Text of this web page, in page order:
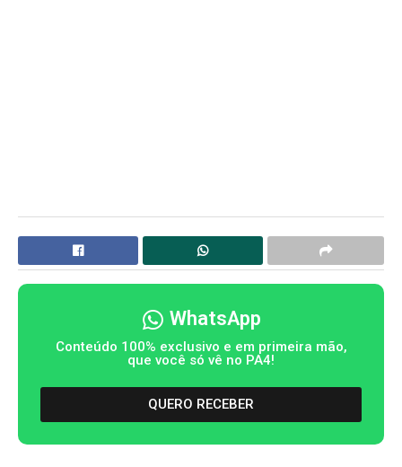
WhatsApp
Conteúdo 100% exclusivo e em primeira mão,
que você só vê no PA4!
QUERO RECEBER